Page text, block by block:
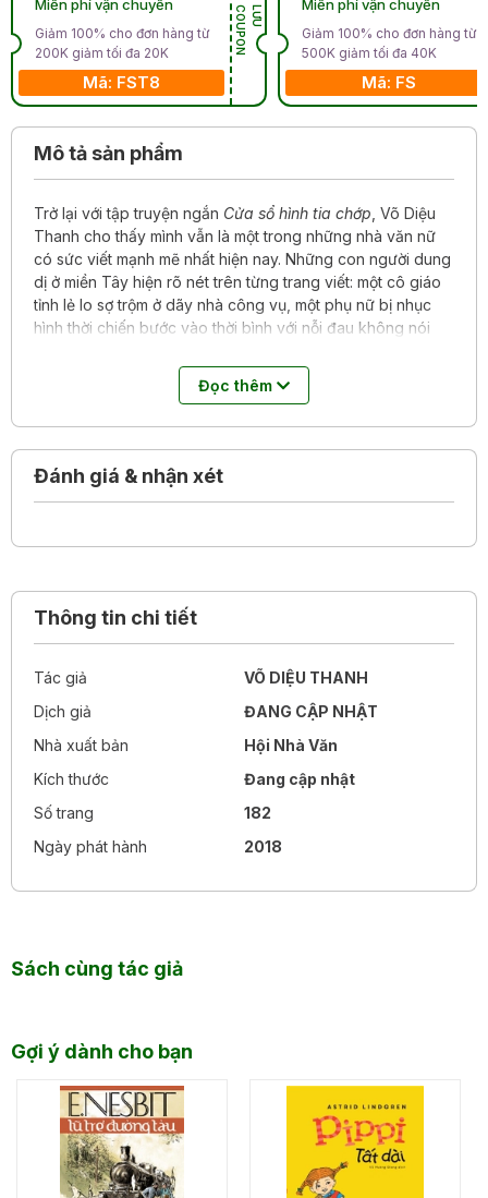
Miễn phí vận chuyển
Giảm 100% cho đơn hàng từ
200K giảm tối đa 20K
Mã: FST8
L
Ư
U
C
O
U
P
O
N
Miễn phí vận chuyển
Giảm 100% cho đơn hàng từ
500K giảm tối đa 40K
Mã: FS
Mô tả sản phẩm
Trở lại với tập truyện ngắn Cửa sổ hình tia chớp , Võ Diệu
Thanh cho thấy mình vẫn là một trong những nhà văn nữ
có sức viết mạnh mẽ nhất hiện nay. Những con người dung
dị ở miền Tây hiện rõ nét trên từng trang viết: một cô giáo
tỉnh lẻ lo sợ trộm ở dãy nhà công vụ, một phụ nữ bị nhục
hình thời chiến bước vào thời bình với nỗi đau không nói
chín người đều thiệt mạng… Hàng loạt thân phận lạc lõng
giữa những dòng sông, những chuyến phà, trôi qua vô số
Đọc thêm
Đánh giá & nhận xét
Thông tin chi tiết
Tác giả
VÕ DIỆU THANH
Dịch giả
ĐANG CẬP NHẬT
Nhà xuất bản
Hội Nhà Văn
Kích thước
Đang cập nhật
Số trang
182
Ngày phát hành
2018
Sách cùng tác giả
Gợi ý dành cho bạn